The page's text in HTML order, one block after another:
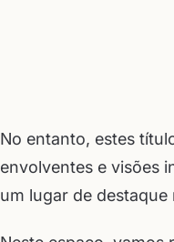
No entanto, estes
envolventes e visões
um lugar de destaque